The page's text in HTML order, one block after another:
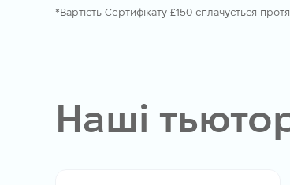
*Вартість Сертифікату £150 сплачується
Наші